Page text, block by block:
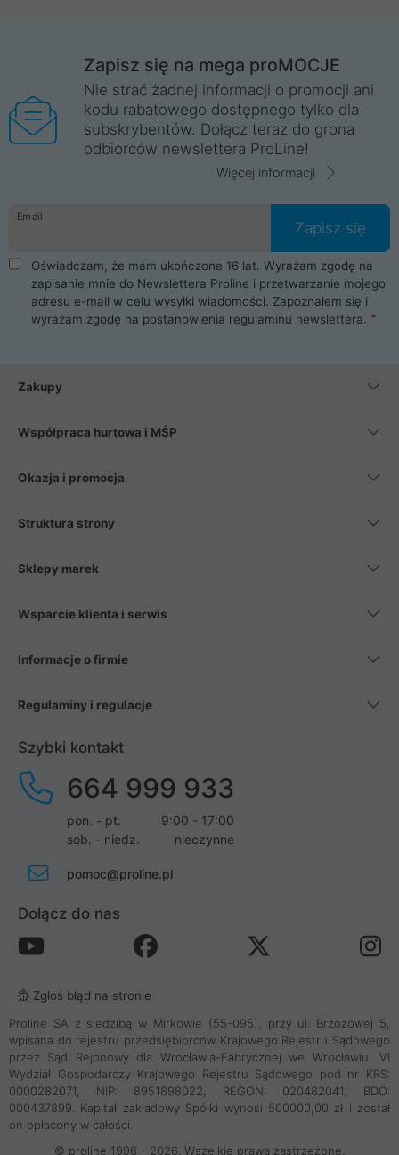
Zapisz się na mega proMOCJE
Nie strać żadnej informacji o promocji ani
kodu rabatowego dostępnego tylko dla
subskrybentów. Dołącz teraz do grona
odbiorców newslettera ProLine!
Więcej informacji
Email
Zapisz się
Oświadczam, że mam ukończone 16 lat. Wyrażam zgodę na
zapisanie mnie do Newslettera Proline i przetwarzanie mojego
adresu e-mail w celu wysyłki wiadomości. Zapoznałem się i
wyrażam zgodę na postanowienia regulaminu newslettera.
Zakupy
Współpraca hurtowa i MŚP
Okazja i promocja
Struktura strony
Sklepy marek
Wsparcie klienta i serwis
Informacje o firmie
Regulaminy i regulacje
Szybki kontakt
664 999 933
pon. - pt.
9:00 - 17:00
sob. - niedz.
nieczynne
pomoc@proline.pl
Dołącz do nas
Zgłoś błąd na stronie
Proline SA z siedzibą w Mirkowie (55-095), przy ul. Brzozowej 5,
wpisana do rejestru przedsiębiorców Krajowego Rejestru Sądowego
przez Sąd Rejonowy dla Wrocławia-Fabrycznej we Wrocławiu, VI
Wydział Gospodarczy Krajowego Rejestru Sądowego pod nr KRS:
0000282071, NIP: 8951898022, REGON: 020482041, BDO:
000437899. Kapitał zakładowy Spółki wynosi 500000,00 zł i został
on opłacony w całości.
© proline 1996 - 2026. Wszelkie prawa zastrzeżone.